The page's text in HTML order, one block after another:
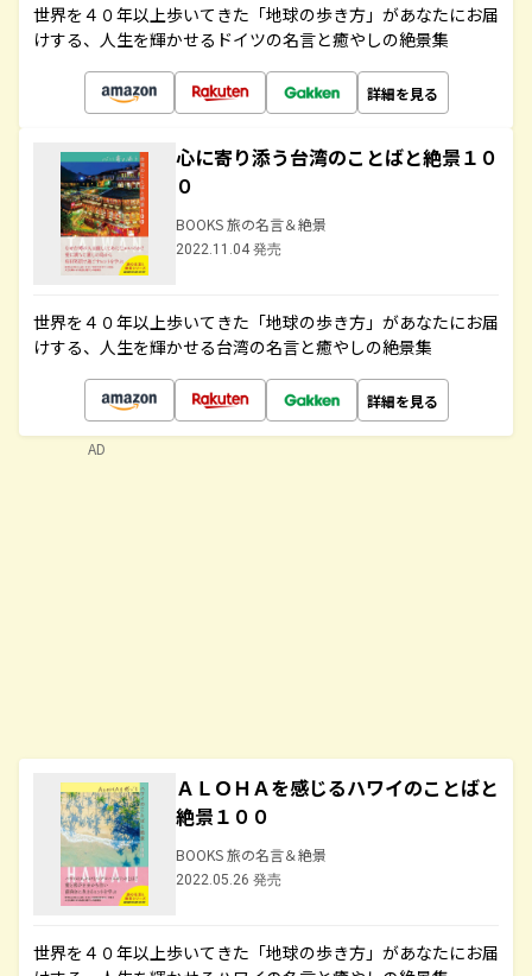
世界を４０年以上歩いてきた「地球の歩き方」があなたにお届
けする、人生を輝かせるドイツの名言と癒やしの絶景集
詳細を見る
心に寄り添う台湾のことばと絶景１０
０
BOOKS 旅の名言＆絶景
2022.11.04 発売
世界を４０年以上歩いてきた「地球の歩き方」があなたにお届
けする、人生を輝かせる台湾の名言と癒やしの絶景集
詳細を見る
ＡＬＯＨＡを感じるハワイのことばと
絶景１００
BOOKS 旅の名言＆絶景
2022.05.26 発売
世界を４０年以上歩いてきた「地球の歩き方」があなたにお届
AD